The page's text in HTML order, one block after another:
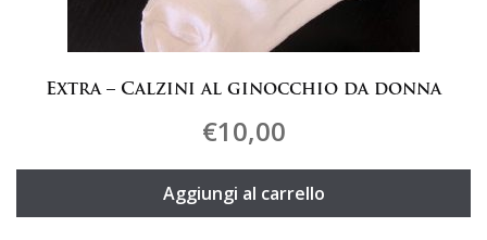
Extra – Calzini al ginocchio da donna
€10,00
Aggiungi al carrello